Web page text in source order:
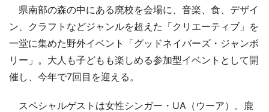
県南部の森の中にある廃校を会場に、音楽、食、デザイ
ン、クラフトなどジャンルを超えた「クリエーティブ」を
一堂に集めた野外イベント「グッドネイバーズ・ジャンボ
リー」。大人も子どもも楽しめる参加型イベントとして開
催し、今年で7回目を迎える。
スペシャルゲストは女性シンガー・UA（ウーア）。鹿